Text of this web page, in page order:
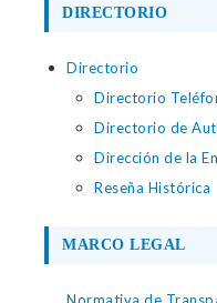
DIRECTORIO
Directorio
Directorio
Directorio de
Dirección de la
Reseña Histórica
MARCO LEGAL